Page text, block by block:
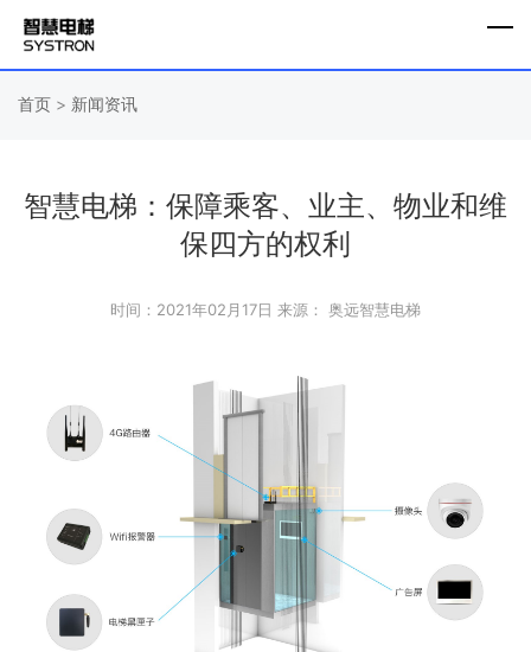
首页 > 新闻资讯
智慧电梯：保障乘客、业主、物业和维
保四方的权利
时间：2021年02月17日 来源： 奥远智慧电梯